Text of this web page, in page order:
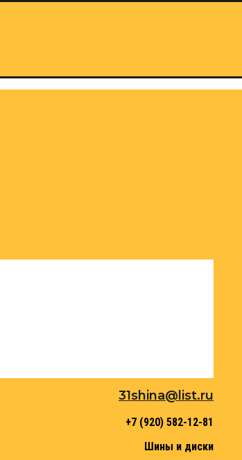
31shina@list.ru
+7 (920) 582-12-81
Шины и диски